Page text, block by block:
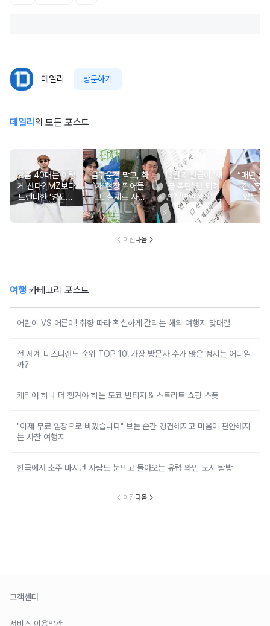
데일리 방문하기
데일리 의 모든 포스트
요즘 40대는 이렇
게 산다? MZ보다
트렌디한 ‘영포티’
분석
음주운전 막고, 화
재 현장 뛰어들
고..실제로 사람
구한 연예인 10
13월의 월급이 '세
금 폭탄' 안 되려
면? '연말정산' 핵
심 꿀팁 A to Z
“매년 받
진, 혹시
있는 건
요?”
이전다음
여행 카테고리 포스트
어린이 VS 어른이! 취향 따라 확실하게 갈리는 해외 여행지 맞대결
전 세계 디즈니랜드 순위 TOP 10! 가장 방문자 수가 많은 성지는 어디일
까?
캐리어 하나 더 챙겨야 하는 도쿄 빈티지 & 스트리트 쇼핑 스폿
"이제 무료 입장으로 바꼈습니다" 보는 순간 경건해지고 마음이 편안해지
는 사찰 여행지
한국에서 소주 마시던 사람도 눈뜨고 돌아오는 유럽 와인 도시 탐방
이전다음
고객센터
서비스 이용약관